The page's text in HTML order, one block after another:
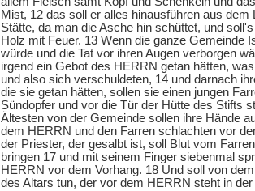
Mist, 12 das soll er alles hinausführen aus dem
Stätte, da man die Asche hin schüttet, und
Holz mit Feuer. 13 Wenn die ganze Gemeinde
würde und die Tat vor ihren Augen verborgen
irgend ein Gebot des HERRN getan hätten,
und also sich verschuldeten, 14 und darnach
die sie getan hätten, sollen sie einen jungen
Sündopfer und vor die Tür der Hütte des Stifts
Ältesten von der Gemeinde sollen ihre Hände
dem HERRN und den Farren schlachten vor
der Priester, der gesalbt ist, soll Blut vom
bringen 17 und mit seinem Finger siebenmal
HERRN vor dem Vorhang. 18 Und soll von
des Altars tun, der vor dem HERRN steht in